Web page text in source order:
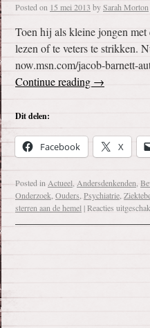
Posted on 15 mei 2013 bySarah Morton
Toen hij als kleine jongen
lezen of te veters te strikken.
now.msn.com/jacob-barnett-
Continue reading →
Dit delen:
Facebook X
Posted in Actueel Andersdenkenden
Onderzoek Ouders Psychiatrie
sterren aan de hemel |Reacties